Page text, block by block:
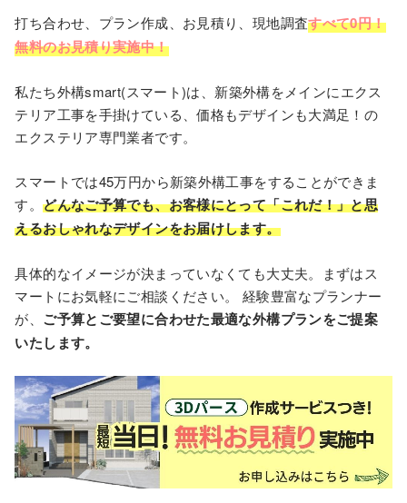
打ち合わせ、プラン作成、お見積り、現地調査すべて0円！
無料のお見積り実施中！
私たち外構smart(スマート)は、新築外構をメインにエクス
テリア工事を手掛けている、価格もデザインも大満足！の
エクステリア専門業者です。
スマートでは45万円から新築外構⼯事をすることができま
す。どんなご予算でも、お客様にとって「これだ！」と思
えるおしゃれなデザインをお届けします。
具体的なイメージが決まっていなくても⼤丈夫。まずはス
マートにお気軽にご相談ください。 経験豊富なプランナー
が、 ご予算とご要望に合わせた最適な外構プランをご提案
いたします。